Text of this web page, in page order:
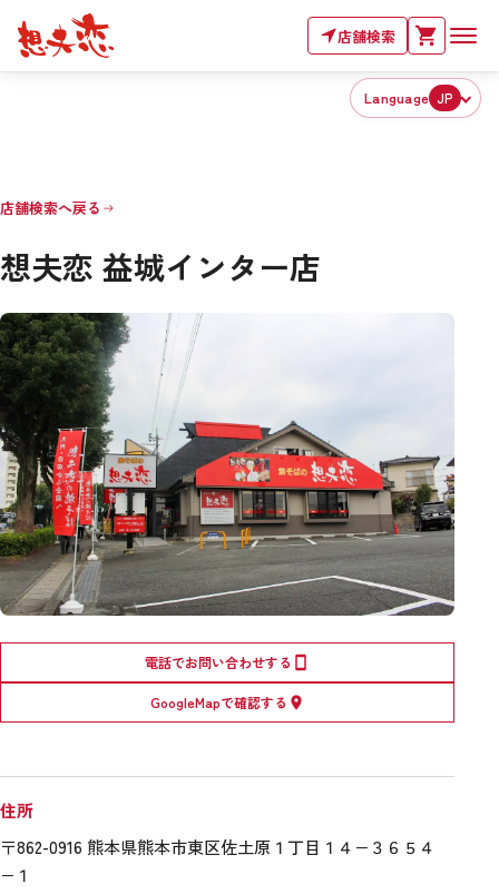
店舗検索
Language JP
店舗検索へ戻る
想夫恋 益城インター店
電話でお問い合わせする
GoogleMapで確認する
住所
〒862-0916 熊本県熊本市東区佐土原１丁目１４−３６５４
−１